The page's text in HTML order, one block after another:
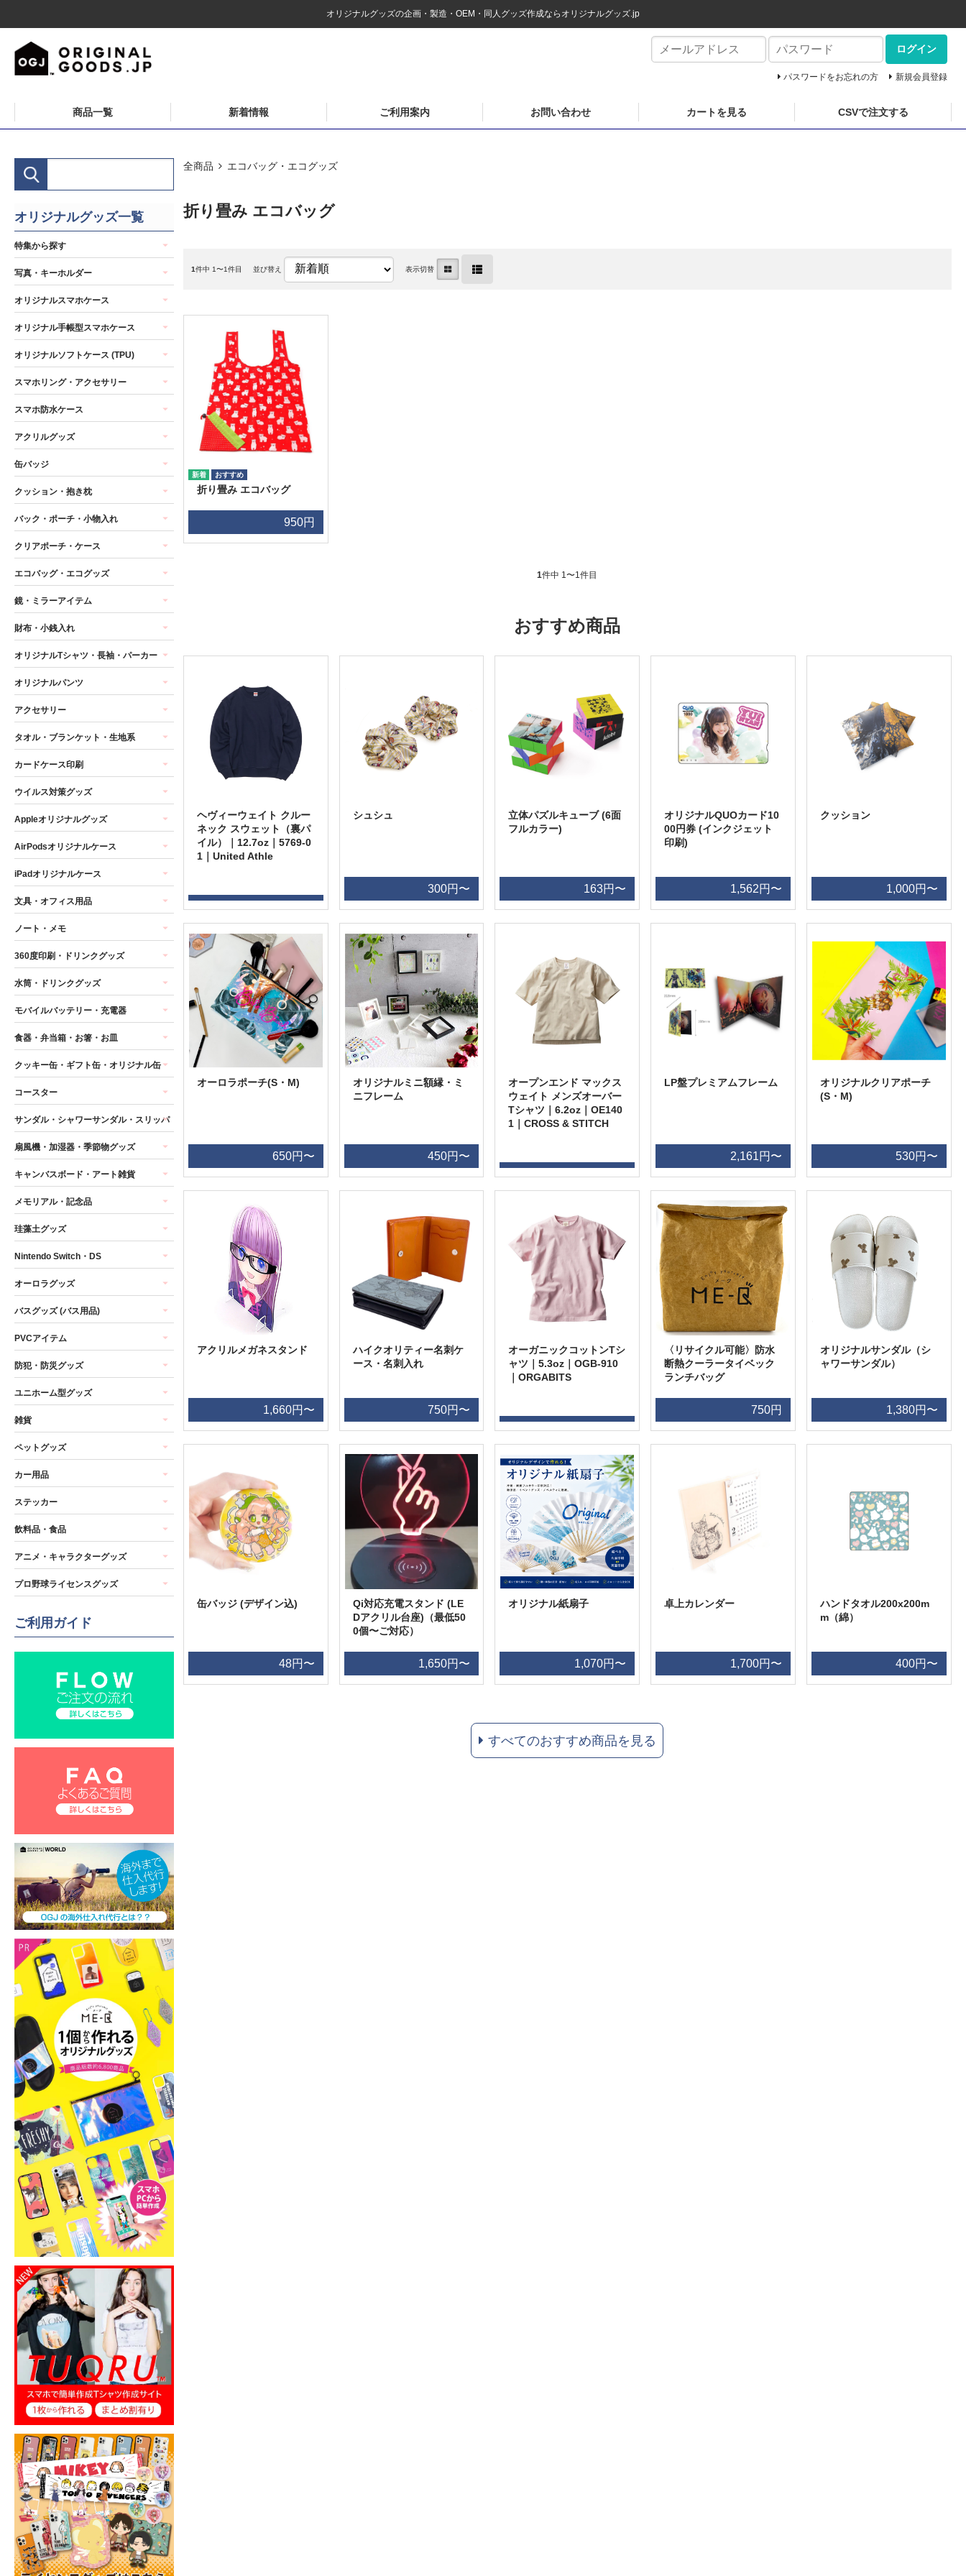
オリジナルグッズの企画・製造・OEM・同人グッズ作成ならオリジナルグッズ.jp
ログイン
パスワードをお忘れの方 新規会員登録
商品一覧 新着情報 ご利用案内 お問い合わせ カートを見る CSVで注文する
全商品 エコバッグ・エコグッズ
折り畳み エコバッグ
1件中 1〜1件目 並び替え 表示切替
折り畳み エコバッグ
950円
1件中 1〜1件目
おすすめ商品
ヘヴィーウェイト クルー
ネック スウェット（裏パ
イル）｜12.7oz｜5769-0
1｜United Athle
シュシュ
300円〜
立体パズルキューブ (6面
フルカラー)
163円〜
オリジナルQUOカード10
00円券 (インクジェット
印刷)
1,562円〜
クッション
1,000円〜
オーロラポーチ(S・M)
650円〜
オリジナルミニ額縁・ミ
ニフレーム
450円〜
オープンエンド マックス
ウェイト メンズオーバー
Tシャツ｜6.2oz｜OE140
1｜CROSS & STITCH
LP盤プレミアムフレーム
2,161円〜
オリジナルクリアポーチ
(S・M)
530円〜
アクリルメガネスタンド
1,660円〜
ハイクオリティー名刺ケ
ース・名刺入れ
750円〜
オーガニックコットンTシ
ャツ｜5.3oz｜OGB-910
｜ORGABITS
〈リサイクル可能〉防水
断熱クーラータイベック
ランチバッグ
750円
オリジナルサンダル（シ
ャワーサンダル）
1,380円〜
缶バッジ (デザイン込)
48円〜
Qi対応充電スタンド (LE
Dアクリル台座)（最低50
0個〜ご対応）
1,650円〜
オリジナル紙扇子
1,070円〜
卓上カレンダー
1,700円〜
ハンドタオル200x200m
m（綿）
400円〜
すべてのおすすめ商品を見る
オリジナルグッズ一覧
特集から探す
写真・キーホルダー
オリジナルスマホケース
オリジナル手帳型スマホケース
オリジナルソフトケース (TPU)
スマホリング・アクセサリー
スマホ防水ケース
アクリルグッズ
缶バッジ
クッション・抱き枕
バック・ポーチ・小物入れ
クリアポーチ・ケース
エコバッグ・エコグッズ
鏡・ミラーアイテム
財布・小銭入れ
オリジナルTシャツ・長袖・パーカー
オリジナルパンツ
アクセサリー
タオル・ブランケット・生地系
カードケース印刷
ウイルス対策グッズ
Appleオリジナルグッズ
AirPodsオリジナルケース
iPadオリジナルケース
文具・オフィス用品
ノート・メモ
360度印刷・ドリンクグッズ
水筒・ドリンクグッズ
モバイルバッテリー・充電器
食器・弁当箱・お箸・お皿
クッキー缶・ギフト缶・オリジナル缶
コースター
サンダル・シャワーサンダル・スリッパ
扇風機・加湿器・季節物グッズ
キャンバスボード・アート雑貨
メモリアル・記念品
珪藻土グッズ
Nintendo Switch・DS
オーロラグッズ
バスグッズ (バス用品)
PVCアイテム
防犯・防災グッズ
ユニホーム型グッズ
雑貨
ペットグッズ
カー用品
ステッカー
飲料品・食品
アニメ・キャラクターグッズ
プロ野球ライセンスグッズ
ご利用ガイド